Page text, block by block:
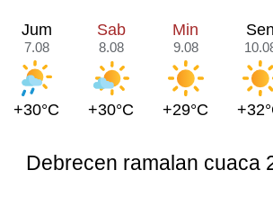
Jum
7.08
+30°C
Sab
8.08
+30°C
Min
9.08
+29°C
Sen
Debrecen ramalan cuaca